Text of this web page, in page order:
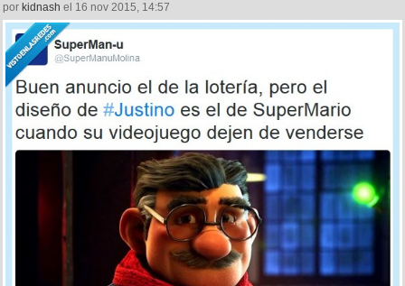
por kidnash el 16 nov 2015, 14:57